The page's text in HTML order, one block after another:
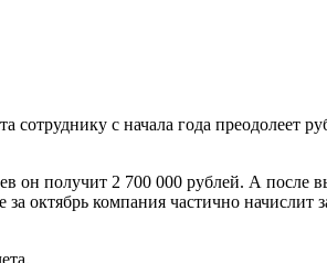
сотруднику с начала года преодолеет
он получит 2 700 000 рублей. А после
октябрь компания частично